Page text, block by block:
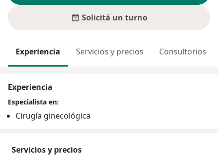
Solicitá un turno
Experiencia Servicios y precios Consultorios
Experiencia
Especialista en:
Cirugía ginecológica
Servicios y precios